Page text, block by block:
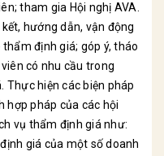
tham gia Hội nghị AVA.
hướng dẫn, vận động
định giá; góp ý, tháo
có nhu cầu trong
Thực hiện các biện pháp
hợp pháp của các hội
vụ thẩm định giá như:
giá của một số doanh